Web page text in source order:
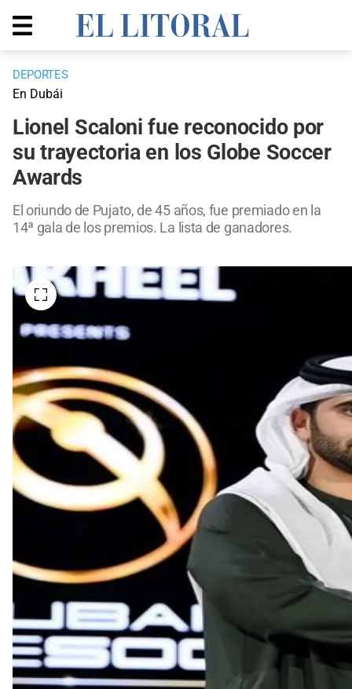
DEPORTES
En Dubái
Lionel Scaloni fue reconocido por
su trayectoria en los Globe Soccer
Awards
El oriundo de Pujato, de 45 años, fue premiado en la
14ª gala de los premios. La lista de ganadores.